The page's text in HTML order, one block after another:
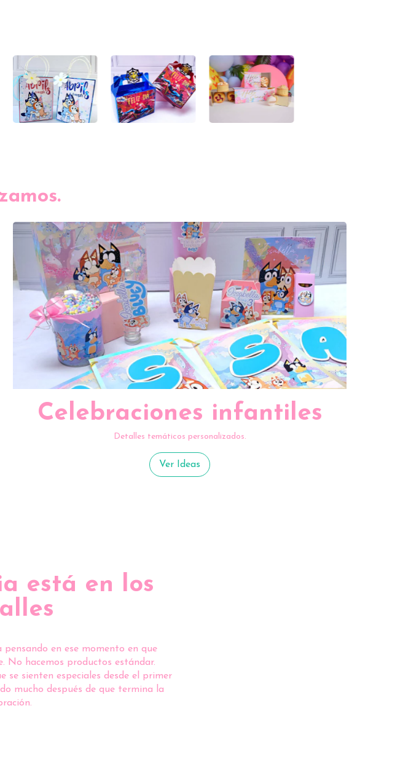
Celebraciones infantiles
Detalles temáticos personalizados.
Ver Ideas
está en los
pensando en ese momento en que
No hacemos productos estándar.
se sienten especiales desde el primer
mucho después de que termina la